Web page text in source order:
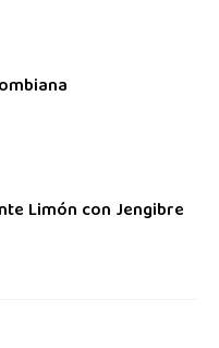
Limón con Jengibre